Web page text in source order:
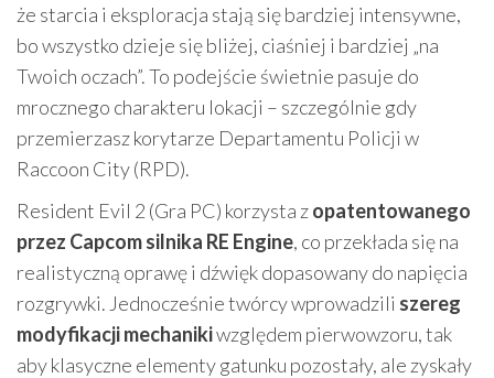
że starcia i eksploracja stają się bardziej intensywne,
bo wszystko dzieje się bliżej, ciaśniej i bardziej „na
Twoich oczach”. To podejście świetnie pasuje do
mrocznego charakteru lokacji – szczególnie gdy
przemierzasz korytarze Departamentu Policji w
Raccoon City (RPD).
Resident Evil 2 (Gra PC) korzysta zopatentowanego
przez Capcom silnika RE Engine, co przekłada się na
realistyczną oprawę i dźwięk dopasowany do napięcia
rozgrywki. Jednocześnie twórcy wprowadzili szereg
modyfikacji mechanikiwzględem pierwowzoru, tak
aby klasyczne elementy gatunku pozostały, ale zyskały